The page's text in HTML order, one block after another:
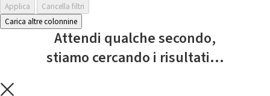
Applica
Cancella filtri
Carica altre colonnine
Attendi qualche secondo,
stiamo cercando i risultati...